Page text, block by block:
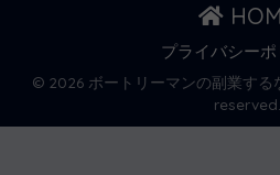
プライバシーポ
© 2026 ボートリーマンの副業す
reserved.